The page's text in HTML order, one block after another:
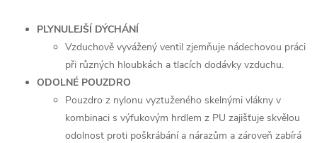
PLYNULEJŠÍ DÝCHÁNÍ
Vzduchově vyvážený ventil zjemňuje nádechovou práci
při různých hloubkách a tlacích dodávky vzduchu.
ODOLNÉ POUZDRO
Pouzdro z nylonu vyztuženého skelnými vlákny v
kombinaci s výfukovým hrdlem z PU zajišťuje skvělou
odolnost proti poškrábání a nárazům a zároveň zabírá